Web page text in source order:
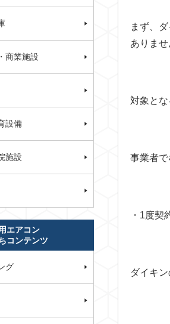
まず、
ありま
対象と
事業者
・1度契
ダイキ
商業施設
設備
施設
エアコン
コンテンツ
グ